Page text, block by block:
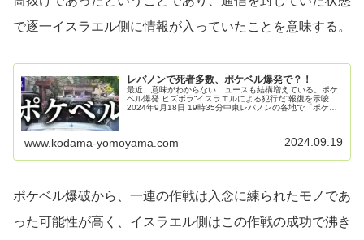
で逐一イスラエル側に情報が入っていたことを意味する。
レバノンで死者多数、ポケベル爆発で？！
最近、意味がわからないニュースも結構増えている。ポケ
ベル爆発 ヒズボラ“イスラエルによる犯行だ”報復を示唆
2024年9月18日 19時35分中東レバノンの各地で「ポケッ
www.kodama-yomoyama.com 2024.09.19
ポケベル爆破から、一連の作戦は入念に練られたモノであ
った可能性が高く、イスラエル側はこの作戦の成功で沸き